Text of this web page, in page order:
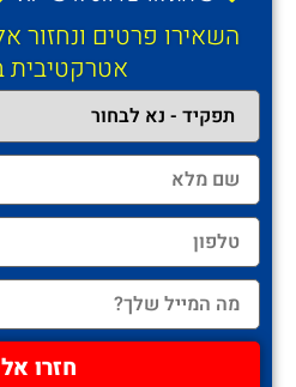
השאירו פרטים ונחזור
אטרקטיבית
חזרו